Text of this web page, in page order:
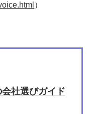
）
社選びガイド